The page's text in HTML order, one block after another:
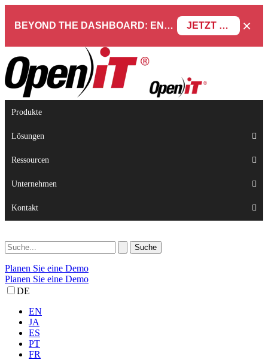
BEYOND THE DASHBOARD: ENGINEERING SOFTWARE IN SERVICENOW WEBINAR JETZT REGISTRIEREN ×
Produkte
Lösungen
Ressourcen
Unternehmen
Kontakt
Planen Sie eine Demo
Planen Sie eine Demo
DE
EN
JA
ES
PT
FR